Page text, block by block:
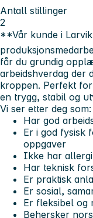
Antall stillinger
2
**Vår kunde i
får du grundig
arbeidshverdag
kroppen. Perfekt
en trygg, stabil og
Vi ser etter deg
Har god
Er i god fysisk
oppgaver
Ikke har
Har teknisk
Er praktisk
Er sosial,
Er fleksibel og
Behersker